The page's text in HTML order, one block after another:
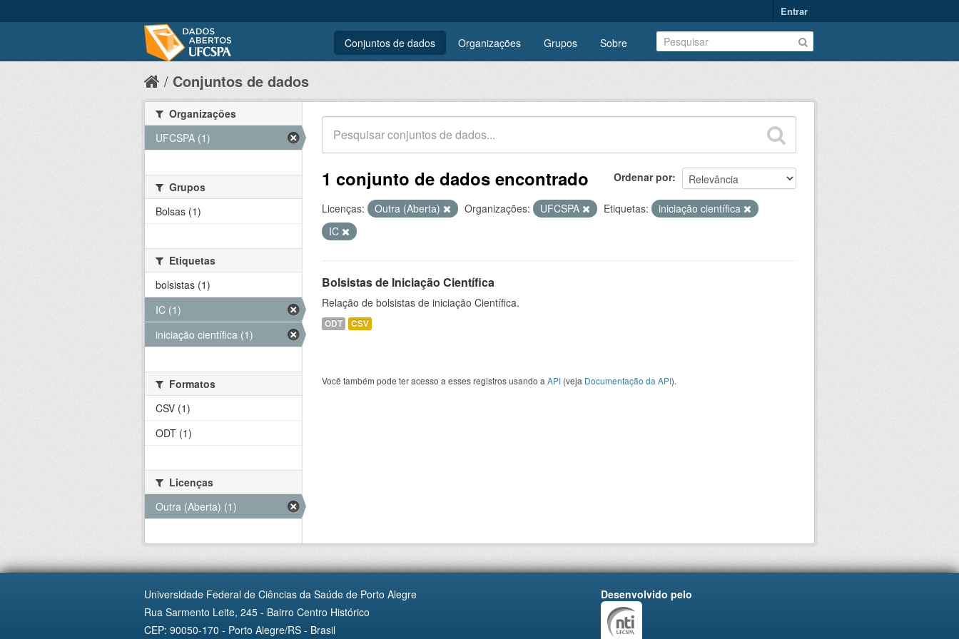
Entrar
Conjuntos de dados Organizações Grupos Sobre
Conjuntos de dados
Ordenar por
1 conjunto de dados encontrado
Licenças: Outra (Aberta) Organizações: UFCSPA Etiquetas:
iniciação científica
IC
Bolsistas de Iniciação Científica
Relação de bolsistas de iniciação Científica.
ODT CSV
Você também pode ter acesso a esses registros usando a API (veja Documentação da API).
Organizações
UFCSPA (1)
Grupos
Bolsas (1)
Etiquetas
bolsistas (1)
IC (1)
iniciação científica (1)
Formatos
CSV (1)
ODT (1)
Licenças
Outra (Aberta) (1)
Universidade Federal de Ciências da Saúde de Porto Alegre
Rua Sarmento Leite, 245 - Bairro Centro Histórico
CEP: 90050-170 - Porto Alegre/RS - Brasil
Desenvolvido pelo